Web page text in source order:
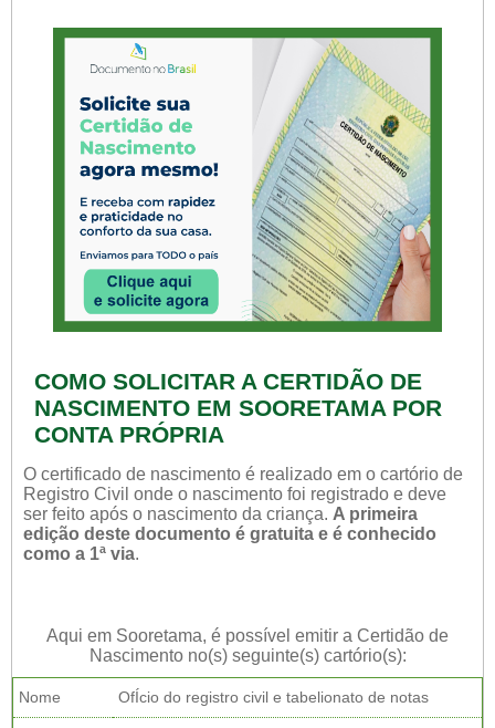
COMO SOLICITAR A CERTIDÃO DE
NASCIMENTO EM SOORETAMA POR
CONTA PRÓPRIA
O certificado de nascimento é realizado em o cartório de
Registro Civil onde o nascimento foi registrado e deve
ser feito após o nascimento da criança. A primeira
edição deste documento é gratuita e é conhecido
como a 1ª via.
Aqui em Sooretama, é possível emitir a Certidão de
Nascimento no(s) seguinte(s) cartório(s):
Nome OfÍcio do registro civil e tabelionato de notas